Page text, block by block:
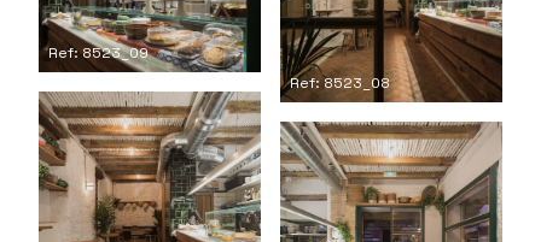
Ref: 8523_08
Ref: 8523_09